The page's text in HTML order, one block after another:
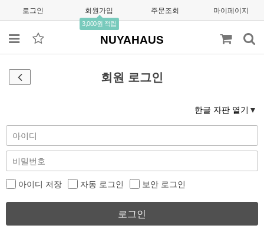
로그인 회원가입
3,000원 적립
주문조회 마이페이지
NUYAHAUS
회원 로그인
한글 자판 열기
아이디 저장 자동 로그인 보안 로그인
로그인